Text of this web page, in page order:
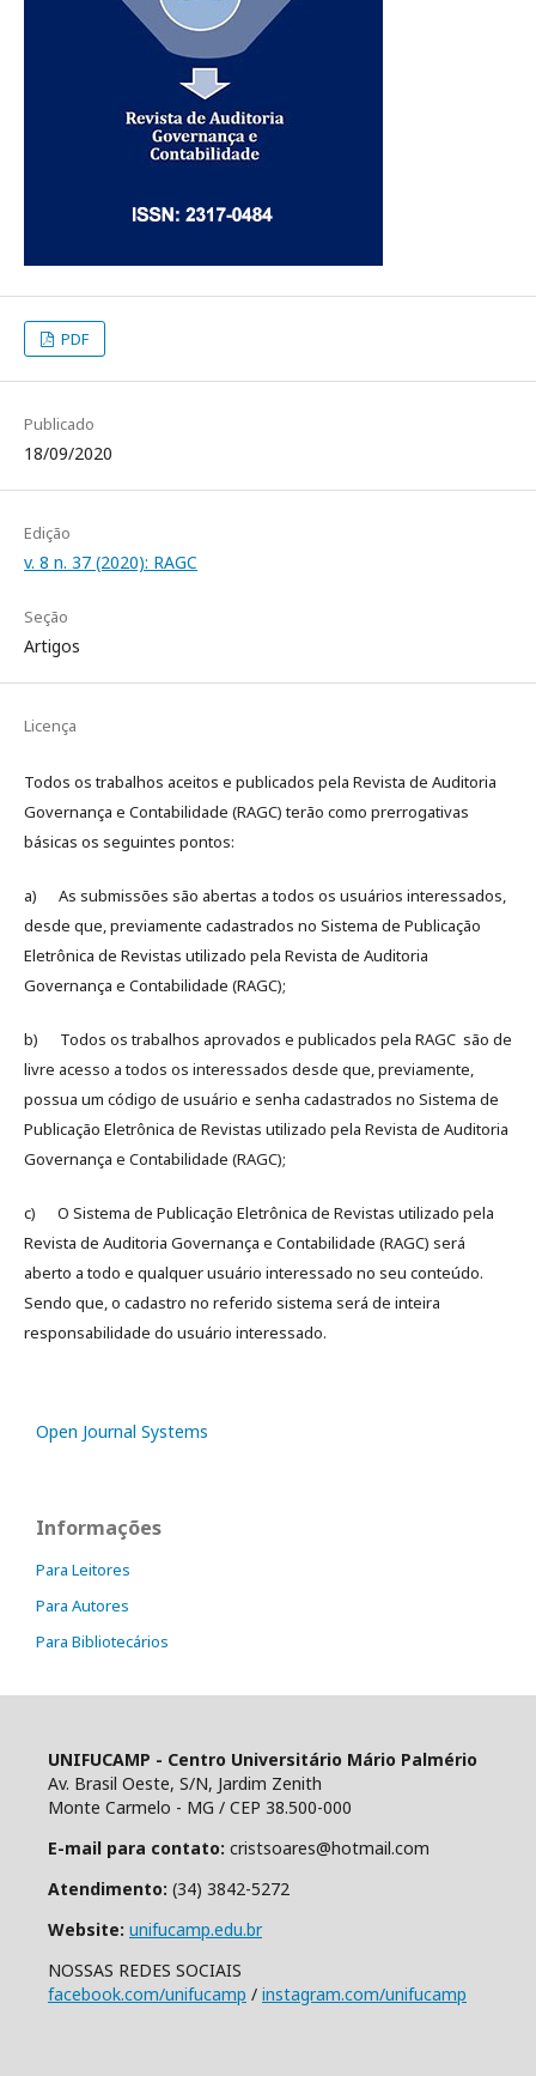
PDF
Publicado
18/09/2020
Edição
v. 8 n. 37 (2020): RAGC
Seção
Artigos
Licença
Todos os trabalhos aceitos e publicados pela Revista de Auditoria
Governança e Contabilidade (RAGC) terão como prerrogativas
básicas os seguintes pontos:
a) As submissões são abertas a todos os usuários interessados,
desde que, previamente cadastrados no Sistema de Publicação
Eletrônica de Revistas utilizado pela Revista de Auditoria
Governança e Contabilidade (RAGC);
b) Todos os trabalhos aprovados e publicados pela RAGC são de
livre acesso a todos os interessados desde que, previamente,
possua um código de usuário e senha cadastrados no Sistema de
Publicação Eletrônica de Revistas utilizado pela Revista de Auditoria
Governança e Contabilidade (RAGC);
c) O Sistema de Publicação Eletrônica de Revistas utilizado pela
Revista de Auditoria Governança e Contabilidade (RAGC) será
aberto a todo e qualquer usuário interessado no seu conteúdo.
Sendo que, o cadastro no referido sistema será de inteira
responsabilidade do usuário interessado.
Open Journal Systems
Informações
Para Leitores
Para Autores
Para Bibliotecários
UNIFUCAMP - Centro Universitário Mário Palmério
Av. Brasil Oeste, S/N, Jardim Zenith
Monte Carmelo - MG / CEP 38.500-000
E-mail para contato: cristsoares@hotmail.com
Atendimento: (34) 3842-5272
Website: unifucamp.edu.br
NOSSAS REDES SOCIAIS
facebook.com/unifucamp / instagram.com/unifucamp